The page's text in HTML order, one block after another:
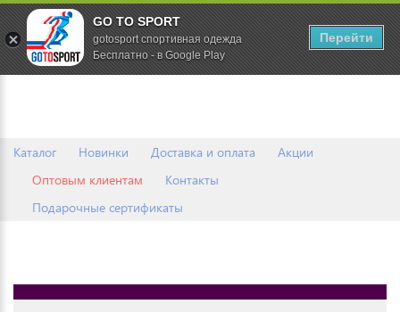
Каталог Новинки Доставка и оплата
Акции
Оптовым клиентам
Контакты
Подарочные сертификаты
0
GO TO SPORT
gotosport спортивная одежда
Бесплатно - в Google Play
Перейти